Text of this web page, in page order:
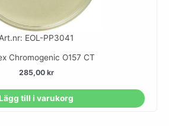
Art.nr: EOL-PP3041
Chromogenic O157 CT
285,00 kr
Lägg till i varukorg